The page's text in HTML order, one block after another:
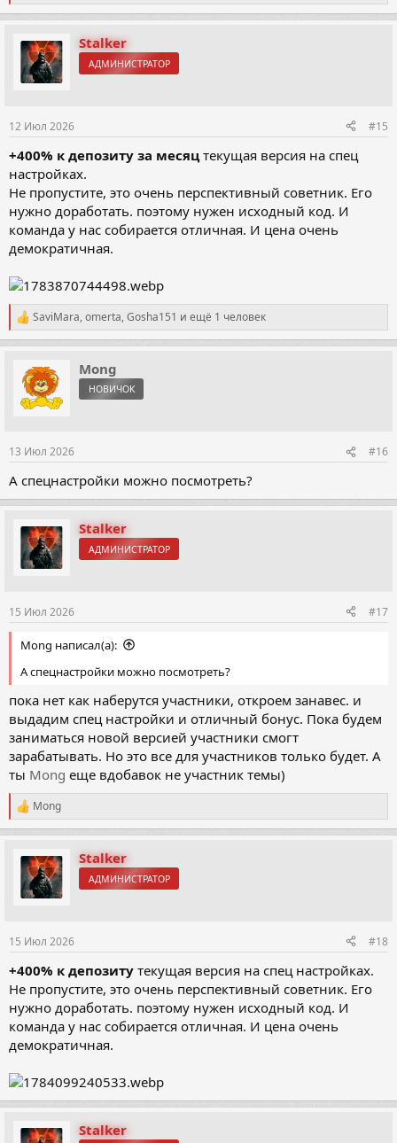
е
а
ц
и
Stalker
АДМИНИСТРАТОР
12 Июл 2026 #15
+400% к депозиту за месяц текущая версия на спец
настройках.
Не пропустите, это очень перспективный советник. Его
нужно доработать. поэтому нужен исходный код. И
команда у нас собирается отличная. И цена очень
демократичная.
Р
е
а
и
SaviMara,omerta,Gosha151 и ещё 1 человек
Mong
НОВИЧОК
13 Июл 2026 #16
А спецнастройки можно посмотреть?
Stalker
АДМИНИСТРАТОР
15 Июл 2026 #17
Mong написал(а):
А спецнастройки можно посмотреть?
пока нет как наберутся участники, откроем занавес. и
выдадим спец настройки и отличный бонус. Пока будем
заниматься новой версией участники смогт
зарабатывать. Но это все для участников только будет. А
ты Mong еще вдобавок не участник темы)
Р
е
а
ц
и
Mong
Stalker
АДМИНИСТРАТОР
15 Июл 2026 #18
+400% к депозиту текущая версия на спец настройках.
Не пропустите, это очень перспективный советник. Его
нужно доработать. поэтому нужен исходный код. И
команда у нас собирается отличная. И цена очень
демократичная.
Stalker